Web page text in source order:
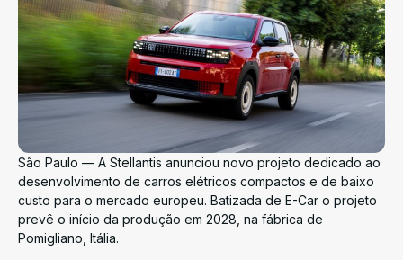
São Paulo — A Stellantis anunciou novo projeto dedicado ao
desenvolvimento de carros elétricos compactos e de baixo
custo para o mercado europeu. Batizada de E-Car o projeto
prevê o início da produção em 2028, na fábrica de
Pomigliano, Itália.